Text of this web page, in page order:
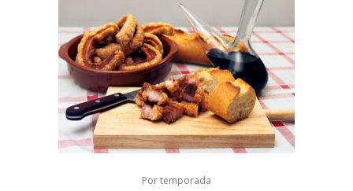
Por temporada